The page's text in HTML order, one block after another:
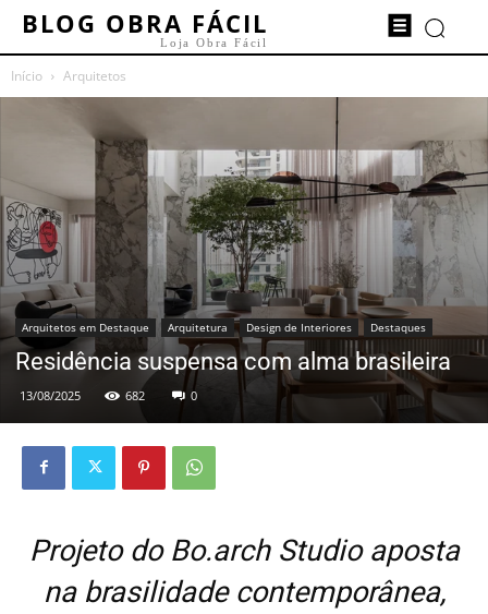
BLOG OBRA FÁCIL
Loja Obra Fácil
Início Arquitetos
Arquitetos em Destaque Arquitetura Design de Interiores Destaques
Residência suspensa com alma brasileira
13/08/2025 682 0
Projeto do Bo.arch Studio aposta
na brasilidade contemporânea,